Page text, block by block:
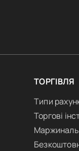
ТОРГІВЛЯ
Типи
Торгові